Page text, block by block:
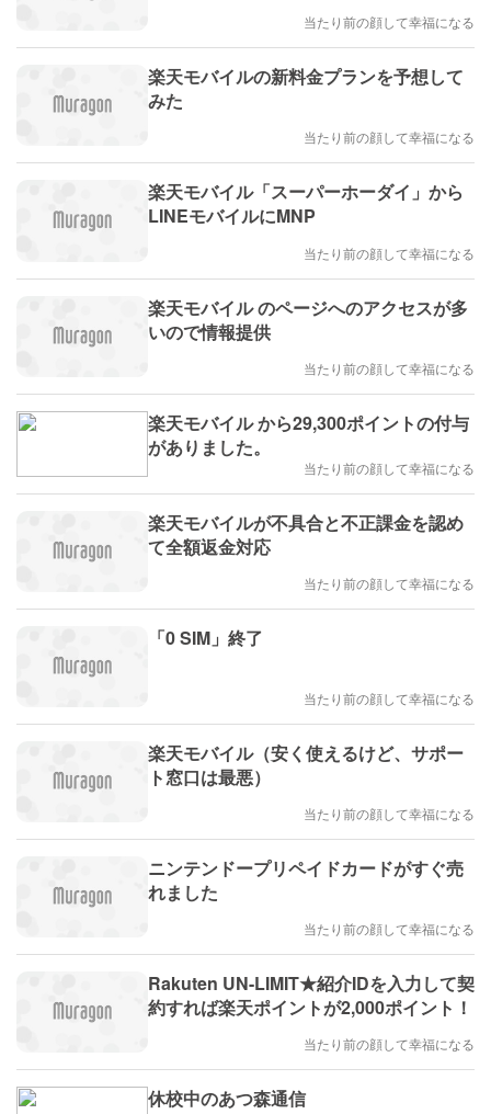
当たり前の顔して幸福になる
楽天モバイルの新料金プランを予想して
みた
当たり前の顔して幸福になる
楽天モバイル「スーパーホーダイ」から
LINEモバイルにMNP
当たり前の顔して幸福になる
楽天モバイル のページへのアクセスが多
いので情報提供
当たり前の顔して幸福になる
楽天モバイル から29,300ポイントの付与
がありました。
当たり前の顔して幸福になる
楽天モバイルが不具合と不正課金を認め
て全額返金対応
当たり前の顔して幸福になる
「0 SIM」終了
当たり前の顔して幸福になる
楽天モバイル（安く使えるけど、サポー
ト窓口は最悪）
当たり前の顔して幸福になる
ニンテンドープリペイドカードがすぐ売
れました
当たり前の顔して幸福になる
Rakuten UN-LIMIT★紹介IDを入力して契
約すれば楽天ポイントが2,000ポイント！
当たり前の顔して幸福になる
休校中のあつ森通信